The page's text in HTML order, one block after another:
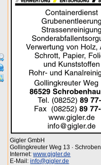
Gigler GmbH
Gollingkreuter Weg 13 ·
Internet:www.gigler.de
E-Mail:info@gigler.de